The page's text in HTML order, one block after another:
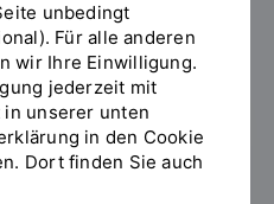
Informatik
unbedingt
Für alle anderen
wir Ihre Einwilligung.
jederzeit mit
unserer unten
in den Cookie
Dort finden Sie auch